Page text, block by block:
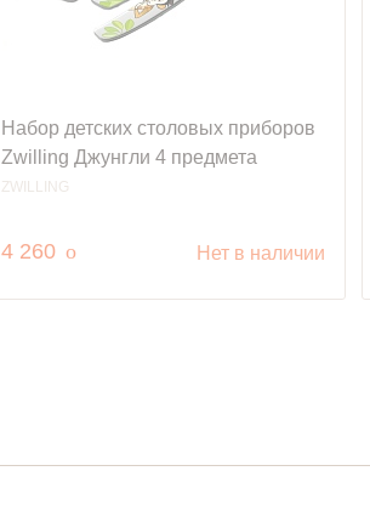
Набор детских столовых приборов
Zwilling Джунгли 4 предмета
ZWILLING
4 260 руб.
o Нет в наличии